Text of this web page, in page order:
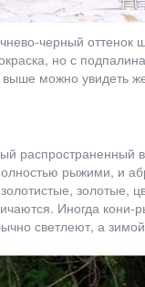
черный оттенок
но с
можно увидеть
распространенный
рыжими, и
золотые,
Иногда кони-
светлеют, а